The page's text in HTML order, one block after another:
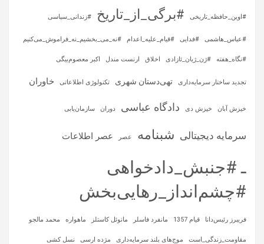
#اوین_حافظه_تاریخی #برگی_از_تاریخ #زندانی_سیاسی
#عباس_هاشمی #فدایی #قیام_علیه_اعدام #نه_می_بخشیم_نه_فراموش_می‌کنیم
#نگاه_هفته #ژن_ژیان_ئازادی اخلاق ارنست مندل اکبر معصوم‌بیگی
تجدید ساختار سرمایه‌داری تهی‌دستان شهری تکنولوژی اطلاعاتی خاوران
خیزش آبان خیزش دی دادگاه عباسی دوران سازمان‌یابی
سرمایه‌ دیجیتالی شبنامه عصر عصر اطلاعات
ـ #جنبش_دادخواهی
#چشم‌انداز_رهایی‌بخش
فریبرز رئیس‌دانا قیام 1357 مانفرد فاسلر مانوئل کاستلز ماهواره‌ محمد مالجو
مقاومت_زندگی_است موج‌های بلند سرمایه‌داری مژده ارسی نسل کشی